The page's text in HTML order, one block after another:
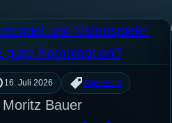
16. Juli 2026 Allgemein
Moritz Bauer